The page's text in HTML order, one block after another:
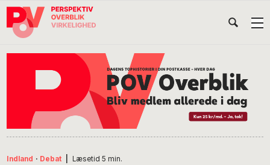
Gå
direkte
Skip
indhold
Gå
direkte
Indland · Debat Læsetid 5 min.